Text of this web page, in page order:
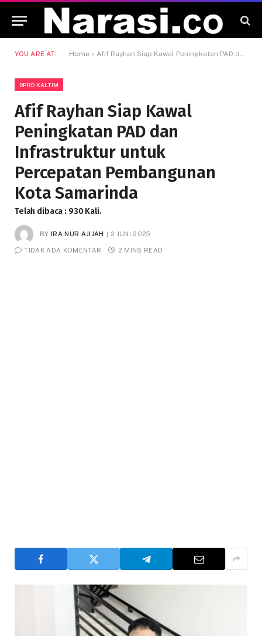
YOU ARE AT: Home » Afif Rayhan Siap Kawal Peningkatan PAD dan Infrastruktur untuk Percepatan Pembangunan Kota Samarinda
DPRD KALTIM
Afif Rayhan Siap Kawal
Peningkatan PAD dan
Infrastruktur untuk
Percepatan Pembangunan
Kota Samarinda
Telah dibaca : 930 Kali.
BY IRA NUR AJIJAH 2 JUNI 2025
TIDAK ADA KOMENTAR 2 MINS READ